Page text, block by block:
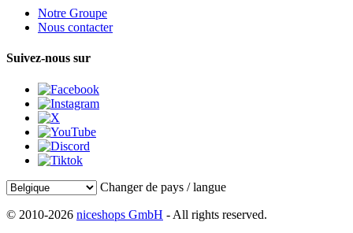
Notre Groupe
Nous contacter
Suivez-nous sur
Changer de pays / langue
© 2010-2026 niceshops GmbH - All rights reserved.